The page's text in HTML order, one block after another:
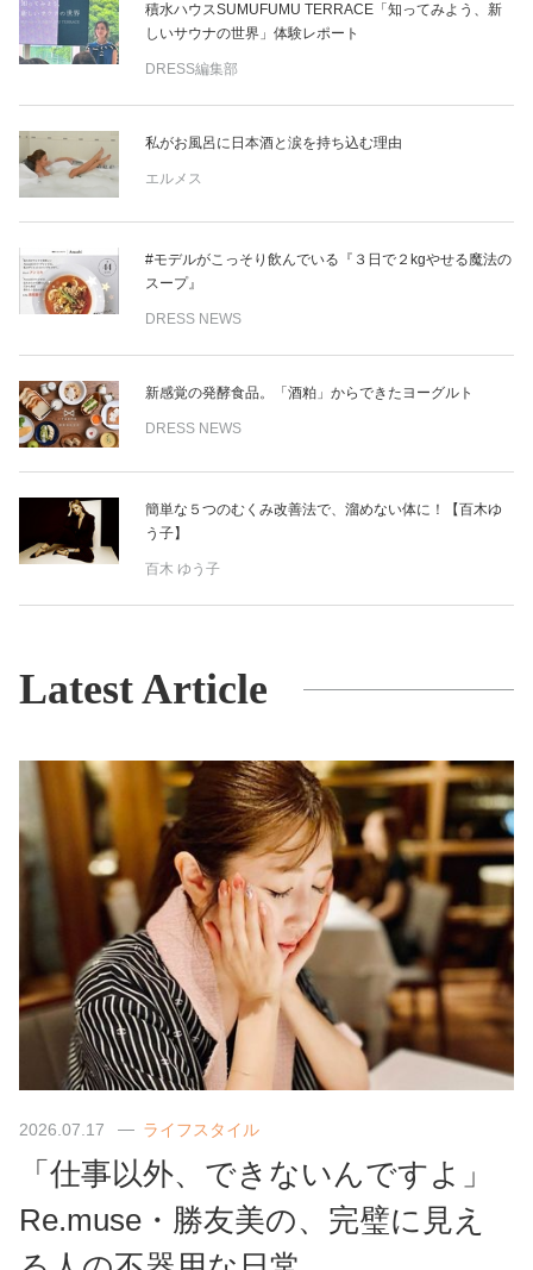
積水ハウスSUMUFUMU TERRACE「知ってみよう、新
しいサウナの世界」体験レポート
DRESS編集部
私がお風呂に日本酒と涙を持ち込む理由
エルメス
#モデルがこっそり飲んでいる『３日で２kgやせる魔法の
スープ』
DRESS NEWS
新感覚の発酵食品。「酒粕」からできたヨーグルト
DRESS NEWS
簡単な５つのむくみ改善法で、溜めない体に！【百木ゆ
う子】
百木 ゆう子
Latest Article
2026.07.17 ライフスタイル
「仕事以外、できないんですよ」
Re.muse・勝友美の、完璧に見え